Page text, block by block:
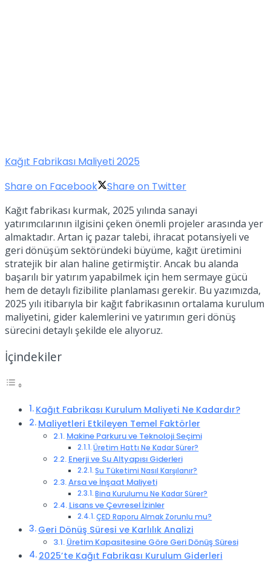
Kağıt Fabrikası Maliyeti 2025
Share on Facebook
Share on Twitter
Kağıt fabrikası kurmak, 2025 yılında sanayi
yatırımcılarının ilgisini çeken önemli projeler arasında yer
almaktadır. Artan iç pazar talebi, ihracat potansiyeli ve
geri dönüşüm sektöründeki büyüme, kağıt üretimini
stratejik bir alan haline getirmiştir. Ancak bu alanda
başarılı bir yatırım yapabilmek için hem sermaye gücü
hem de detaylı fizibilite planlaması gerekir. Bu yazımızda,
2025 yılı itibarıyla bir kağıt fabrikasının ortalama kurulum
maliyetini, gider kalemlerini ve yatırımın geri dönüş
sürecini detaylı şekilde ele alıyoruz.
İçindekiler
Kağıt Fabrikası Kurulum Maliyeti Ne Kadardır?
Maliyetleri Etkileyen Temel Faktörler
Makine Parkuru ve Teknoloji Seçimi
Üretim Hattı Ne Kadar Sürer?
Enerji ve Su Altyapısı Giderleri
Su Tüketimi Nasıl Karşılanır?
Arsa ve İnşaat Maliyeti
Bina Kurulumu Ne Kadar Sürer?
Lisans ve Çevresel İzinler
ÇED Raporu Almak Zorunlu mu?
Geri Dönüş Süresi ve Karlılık Analizi
Üretim Kapasitesine Göre Geri Dönüş Süresi
2025’te Kağıt Fabrikası Kurulum Giderleri